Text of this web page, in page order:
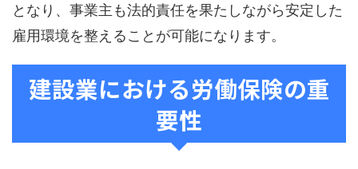
となり、事業主も法的責任を果たしながら安定した
雇用環境を整えることが可能になります。
建設業における労働保険の重
要性